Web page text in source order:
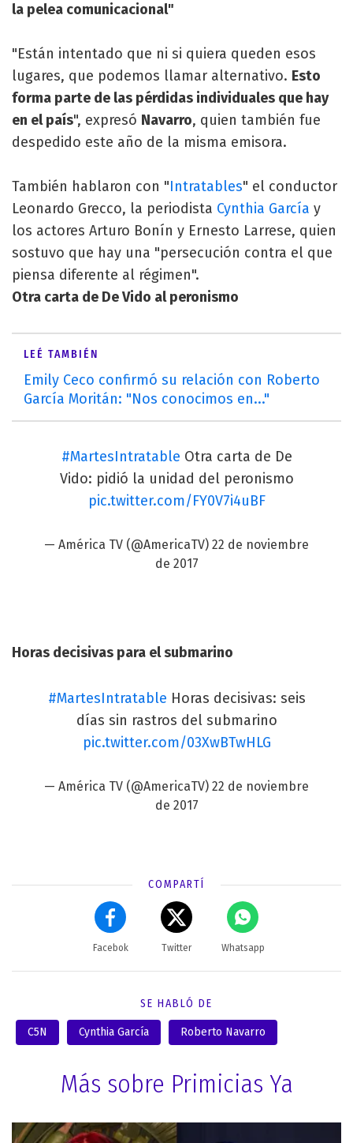
la pelea comunicacional"
"Están intentado que ni si quiera queden esos
lugares, que podemos llamar alternativo. Esto
forma parte de las pérdidas individuales que hay
en el país", expresó Navarro, quien también fue
despedido este año de la misma emisora.
También hablaron con "Intratables" el conductor
Leonardo Grecco, la periodista Cynthia García y
los actores Arturo Bonín y Ernesto Larrese, quien
sostuvo que hay una "persecución contra el que
piensa diferente al régimen".
Otra carta de De Vido al peronismo
LEÉ TAMBIÉN
Emily Ceco confirmó su relación con Roberto
García Moritán: "Nos conocimos en..."
#MartesIntratable Otra carta de De
Vido: pidió la unidad del peronismo
pic.twitter.com/FY0V7i4uBF
— América TV (@AmericaTV) 22 de noviembre
de 2017
Horas decisivas para el submarino
#MartesIntratable Horas decisivas: seis
días sin rastros del submarino
pic.twitter.com/03XwBTwHLG
— América TV (@AmericaTV) 22 de noviembre
de 2017
COMPARTÍ
Facebok Twitter Whatsapp
SE HABLÓ DE
C5N Cynthia García Roberto Navarro
Más sobre Primicias Ya